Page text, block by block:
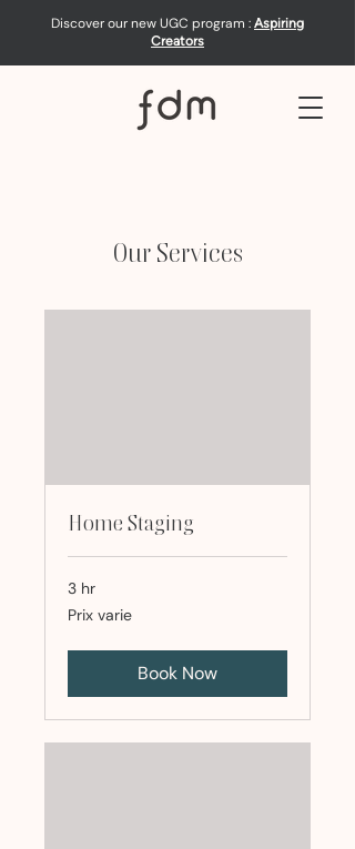
Discover our new UGC program : Aspiring
Creators
Our Services
Home Staging
3 hr
Prix
varie
Prix varie
Book Now